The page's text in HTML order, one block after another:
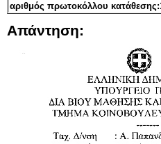
αριθμός πρωτοκόλλου
Απάντηση: